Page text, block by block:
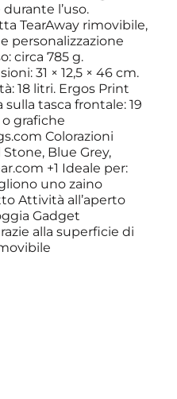
l’uso.
TearAway rimovibile,
personalizzazione
circa 785 g.
31 × 12,5 × 46 cm.
18 litri. Ergos Print
tasca frontale: 19
grafiche
Colorazioni
Blue Grey,
+1 Ideale per:
uno zaino
Attività all’aperto
Gadget
alla superficie di